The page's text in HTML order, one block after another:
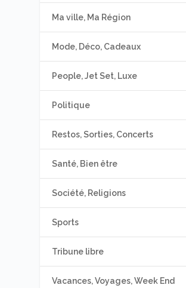
Ma ville, Ma Région
Mode, Déco, Cadeaux
People, Jet Set, Luxe
Politique
Restos, Sorties, Concerts
Santé, Bien être
Société, Religions
Sports
Tribune libre
Vacances, Voyages, Week End